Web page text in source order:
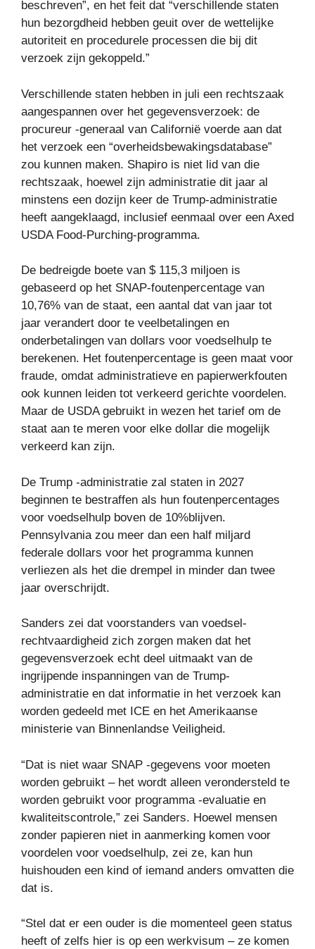
beschreven”, en het feit dat “verschillende staten
hun bezorgdheid hebben geuit over de wettelijke
autoriteit en procedurele processen die bij dit
verzoek zijn gekoppeld.”
Verschillende staten hebben in juli een rechtszaak
aangespannen over het gegevensverzoek: de
procureur -generaal van Californië voerde aan dat
het verzoek een “overheidsbewakingsdatabase”
zou kunnen maken. Shapiro is niet lid van die
rechtszaak, hoewel zijn administratie dit jaar al
minstens een dozijn keer de Trump-administratie
heeft aangeklaagd, inclusief eenmaal over een Axed
USDA Food-Purching-programma.
De bedreigde boete van $ 115,3 miljoen is
gebaseerd op het SNAP-foutenpercentage van
10,76% van de staat, een aantal dat van jaar tot
jaar verandert door te veelbetalingen en
onderbetalingen van dollars voor voedselhulp te
berekenen. Het foutenpercentage is geen maat voor
fraude, omdat administratieve en papierwerkfouten
ook kunnen leiden tot verkeerd gerichte voordelen.
Maar de USDA gebruikt in wezen het tarief om de
staat aan te meren voor elke dollar die mogelijk
verkeerd kan zijn.
De Trump -administratie zal staten in 2027
beginnen te bestraffen als hun foutenpercentages
voor voedselhulp boven de 10%blijven.
Pennsylvania zou meer dan een half miljard
federale dollars voor het programma kunnen
verliezen als het die drempel in minder dan twee
jaar overschrijdt.
Sanders zei dat voorstanders van voedsel-
rechtvaardigheid zich zorgen maken dat het
gegevensverzoek echt deel uitmaakt van de
ingrijpende inspanningen van de Trump-
administratie en dat informatie in het verzoek kan
worden gedeeld met ICE en het Amerikaanse
ministerie van Binnenlandse Veiligheid.
“Dat is niet waar SNAP -gegevens voor moeten
worden gebruikt – het wordt alleen verondersteld te
worden gebruikt voor programma -evaluatie en
kwaliteitscontrole,” zei Sanders. Hoewel mensen
zonder papieren niet in aanmerking komen voor
voordelen voor voedselhulp, zei ze, kan hun
huishouden een kind of iemand anders omvatten die
dat is.
“Stel dat er een ouder is die momenteel geen status
heeft of zelfs hier is op een werkvisum – ze komen